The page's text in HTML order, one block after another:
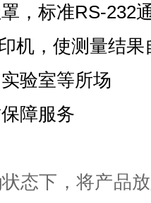
，标准RS-232
机，使测量结果
验室等所场
障服务
态下，将产品